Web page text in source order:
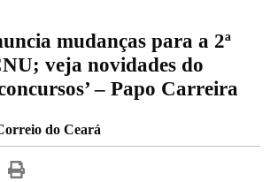
mudanças para a 2ª
veja novidades do
– Papo Carreira
do Ceará